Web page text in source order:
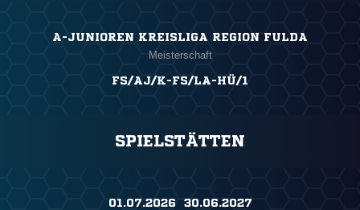
A-JUNIOREN KREISLIGA REGION FULDA
Meisterschaft
FS/AJ/K-FS/LA-HÜ/1
SPIELSTÄTTEN
01.07.2026 ​ 30.06.2027